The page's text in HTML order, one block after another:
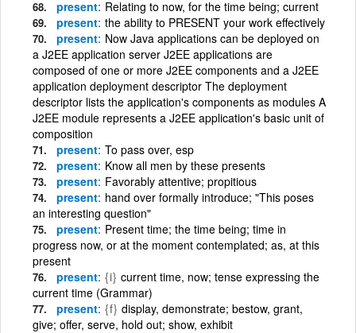
present Relating to now, for the time being; current
present the ability to PRESENT your work effectively
present Now Java applications can be deployed on
a J2EE application server J2EE applications are
composed of one or more J2EE components and a J2EE
application deployment descriptor The deployment
descriptor lists the application's components as modules A
J2EE module represents a J2EE application's basic unit of
composition
present To pass over, esp
present Know all men by these presents
present Favorably attentive; propitious
present hand over formally introduce; "This poses
an interesting question"
present Present time; the time being; time in
progress now, or at the moment contemplated; as, at this
present
present {i} current time, now; tense expressing the
current time (Grammar)
present {f} display, demonstrate; bestow, grant,
give; offer, serve, hold out; show, exhibit